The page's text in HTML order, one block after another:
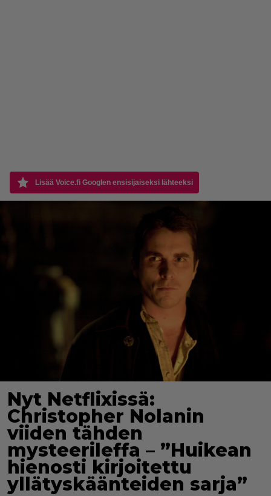
Lisää Voice.fi Googlen ensisijaiseksi lähteeksi
Nyt Netflixissä:
Christopher Nolanin
viiden tähden
mysteerileffa – ”Huikean
hienosti kirjoitettu
yllätyskäänteiden sarja”